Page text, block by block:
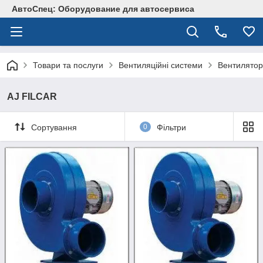
АвтоСпец: Оборудование для автосервиса
Товари та послуги Вентиляційні системи
AJ FILCAR
Сортування 0 Фільтри